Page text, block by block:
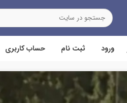
ورود ثبت نام حساب کاربری